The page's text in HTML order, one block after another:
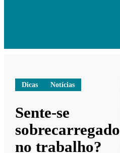
Dicas Notícias
Sente-se
sobrecarregado
no trabalho?